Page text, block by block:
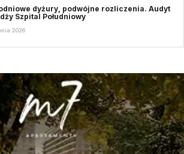
dyżury, podwójne rozliczenia. Audyt
Szpital Południowy
2026